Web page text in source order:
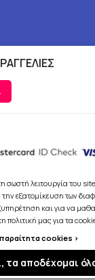
© 2026
σωστή λειτουργία του
εξατομίκευση των
και για να
πολιτική μας για τα
cookies >
τα αποδέχομαι